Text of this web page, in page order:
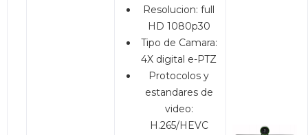
Resolucion: full
HD 1080p30
Tipo de Camara:
4X digital e-PTZ
Protocolos y
estandares de
video:
H.265/HEVC